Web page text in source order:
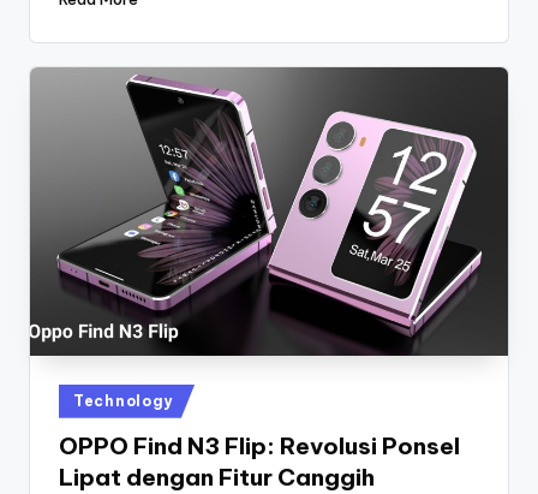
Posted
in
Technology
OPPO Find N3 Flip: Revolusi Ponsel
Lipat dengan Fitur Canggih